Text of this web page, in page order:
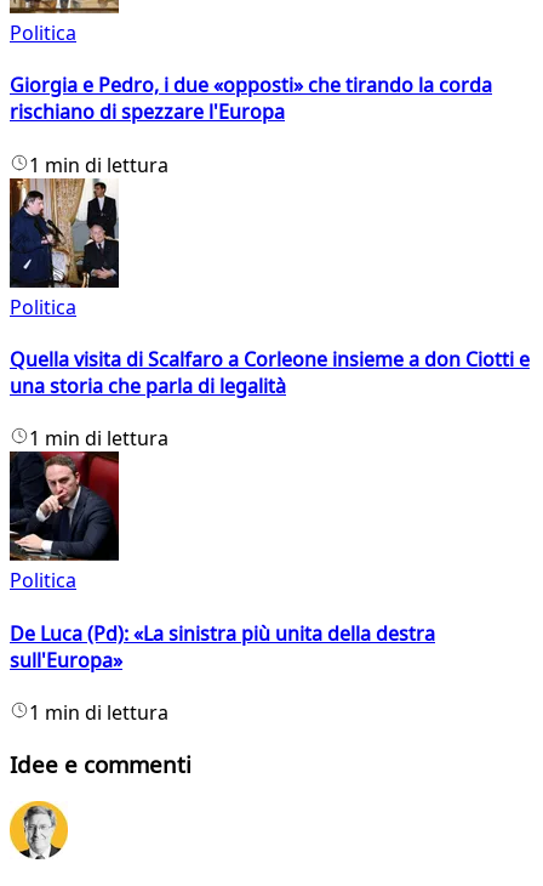
Politica
Giorgia e Pedro, i due «opposti» che tirando la corda
rischiano di spezzare l'Europa
1 min di lettura
Politica
Quella visita di Scalfaro a Corleone insieme a don Ciotti e
una storia che parla di legalità
1 min di lettura
Politica
De Luca (Pd): «La sinistra più unita della destra
sull'Europa»
1 min di lettura
Idee e commenti